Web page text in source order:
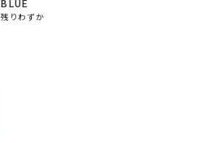
BLUE
残りわずか